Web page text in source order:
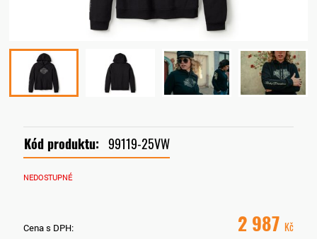
Kód produktu: 99119-25VW
NEDOSTUPNÉ
Cena s DPH: 2 987 Kč